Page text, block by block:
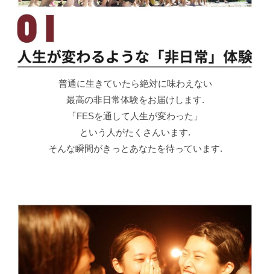
普通に生きていたら絶対に味わえない
最高の非日常体験をお届けします.
「FESを通して人生が変わった」
という人がたくさんいます.
そんな瞬間がきっとあなたを待っています.